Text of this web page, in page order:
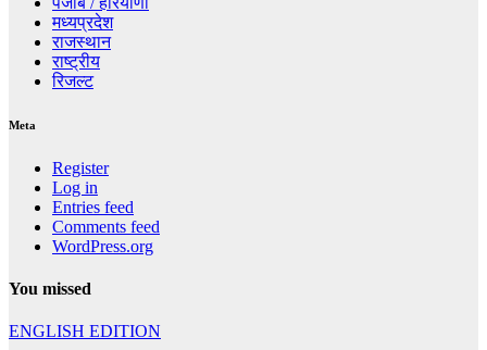
मध्यप्रदेश
राजस्थान
राष्ट्रीय
रिजल्ट
Meta
Register
Log in
Entries feed
Comments feed
WordPress.org
You missed
ENGLISH EDITION